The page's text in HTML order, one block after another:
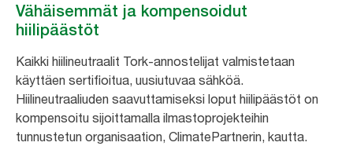
Vähäisemmät ja kompensoidut
hiilipäästöt
Kaikki hiilineutraalit Tork-annostelijat valmistetaan
käyttäen sertifioitua, uusiutuvaa sähköä.
Hiilineutraaliuden saavuttamiseksi loput hiilipäästöt on
kompensoitu sijoittamalla ilmastoprojekteihin
tunnustetun organisaation, ClimatePartnerin, kautta.